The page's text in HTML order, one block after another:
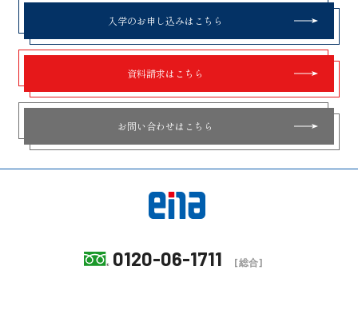
入学のお申し込みはこちら
資料請求はこちら
お問い合わせはこちら
0120-06-1711 [総合]